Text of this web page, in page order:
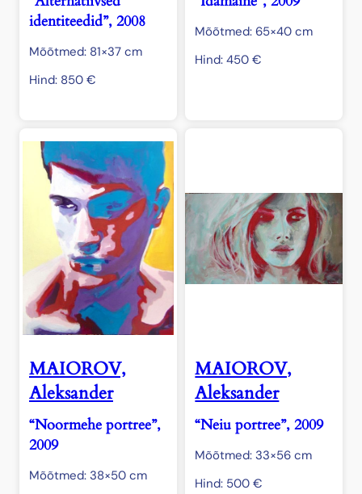
identiteedid”, 2008
Mõõtmed: 81×37 cm
Hind: 850 €
Mõõtmed: 65×40 cm
Hind:450€
MAIOROV,
Aleksander
“Noormehe portree”,
2009
Mõõtmed: 38×50 cm
MAIOROV,
Aleksander
“Neiu portree”, 2009
Mõõtmed: 33×56 cm
Hind: 500€